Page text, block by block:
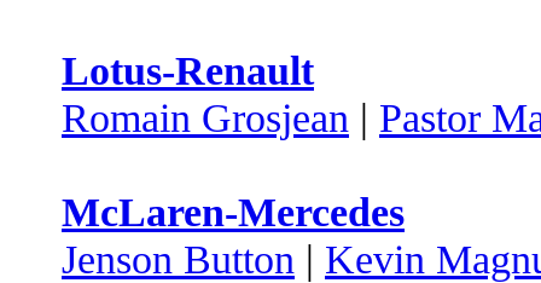
Lotus-Renault
Romain Grosjean | Pastor
McLaren-Mercedes
Jenson Button | Kevin